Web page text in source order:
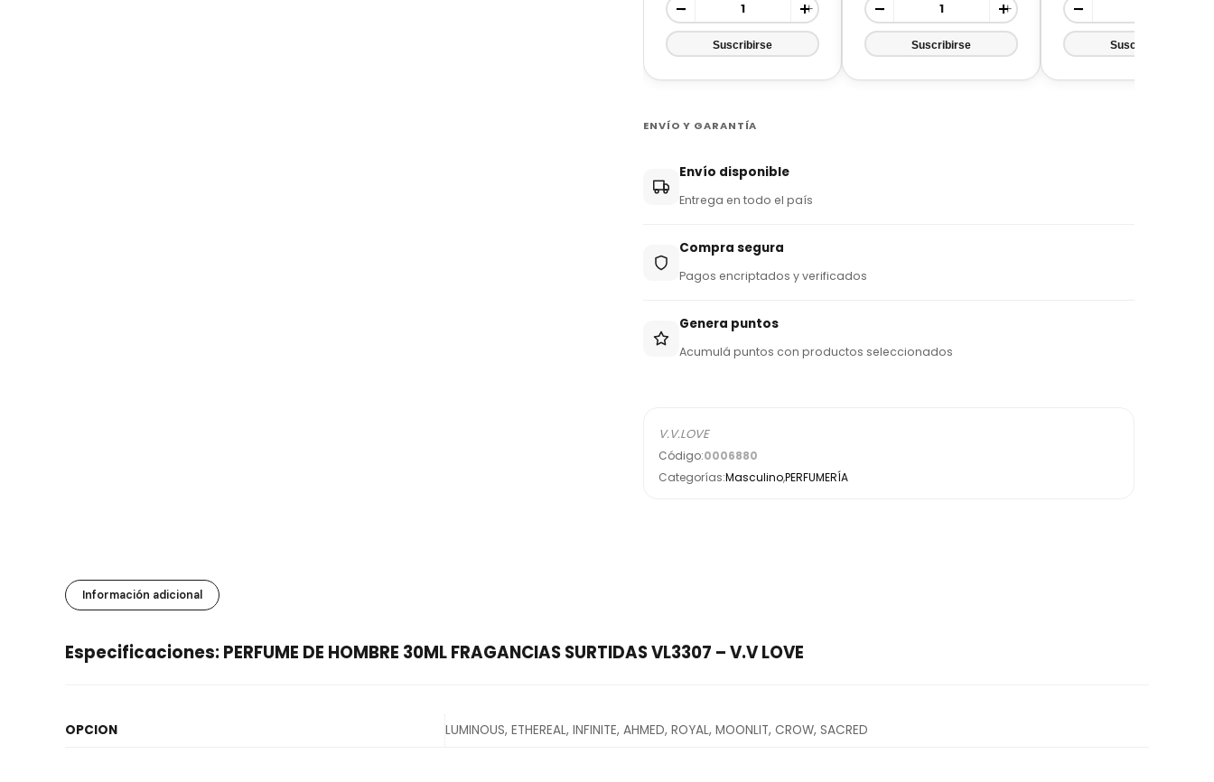
- + - + -
ENVÍO Y GARANTÍA
Envío disponible
Entrega en todo el país
Compra segura
Pagos encriptados y verificados
Genera puntos
Acumulá puntos con productos seleccionados
V.V.LOVE
Código:0006880
Categorías:Masculino,PERFUMERÍA
Información adicional
Especificaciones: PERFUME DE HOMBRE 30ML FRAGANCIAS SURTIDAS VL3307 – V.V LOVE
OPCION LUMINOUS, ETHEREAL, INFINITE, AHMED, ROYAL, MOONLIT, CROW, SACRED